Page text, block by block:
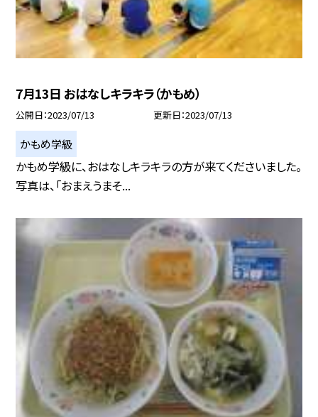
7月13日 おはなしキラキラ（かもめ）
公開日 2023/07/13 更新日 2023/07/13
かもめ学級
かもめ学級に、おはなしキラキラの方が来てくださいました。
写真は、「おまえうまそ...